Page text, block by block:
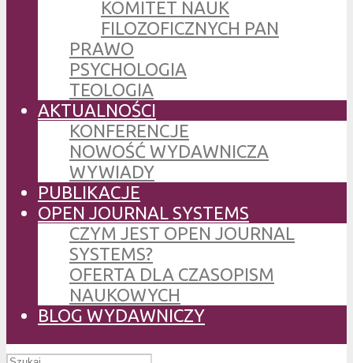
KOMITET NAUK
FILOZOFICZNYCH PAN
PRAWO
PSYCHOLOGIA
TEOLOGIA
AKTUALNOŚCI
KONFERENCJE
NOWOŚĆ WYDAWNICZA
WYWIADY
PUBLIKACJE
OPEN JOURNAL SYSTEMS
CZYM JEST OPEN JOURNAL
SYSTEMS?
OFERTA DLA CZASOPISM
NAUKOWYCH
BLOG WYDAWNICZY